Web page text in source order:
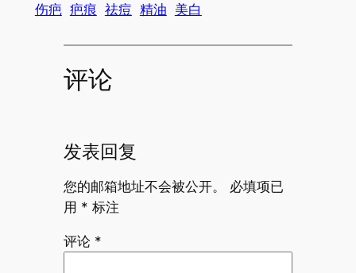
伤疤 疤痕 祛痘 精油 美白
评论
发表回复
您的邮箱地址不会被公开。
必填项已
用 * 标注
评论 *